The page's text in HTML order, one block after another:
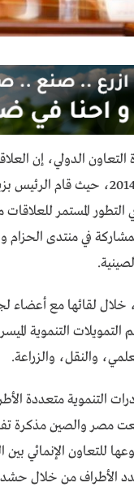
التعاون الدولي، إن
شهدت تحولًا مختلفًا منذ عام
المستمر للعلاقات
في منتدى
خلال لقائها مع أعضاء
والنقل، والزراعة.
التنموية متعددة
وقعت مصر والصين مذكرة
للتعاون الإنمائي
الأطراف من خلال حشد